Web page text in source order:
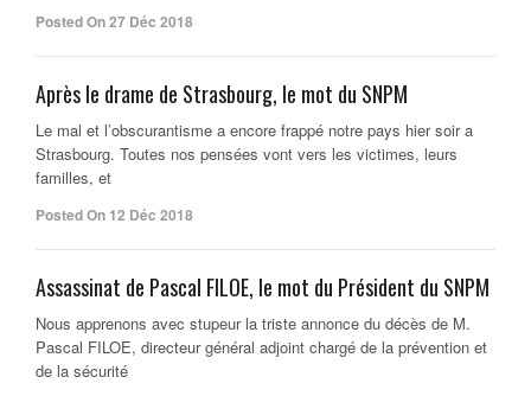
Posted On 27 Déc 2018
Après le drame de Strasbourg, le mot du SNPM
Le mal et l’obscurantisme a encore frappé notre pays hier soir a
Strasbourg. Toutes nos pensées vont vers les victimes, leurs
familles, et
Posted On 12 Déc 2018
Assassinat de Pascal FILOE, le mot du Président du SNPM
Nous apprenons avec stupeur la triste annonce du décès de M.
Pascal FILOE, directeur général adjoint chargé de la prévention et
de la sécurité